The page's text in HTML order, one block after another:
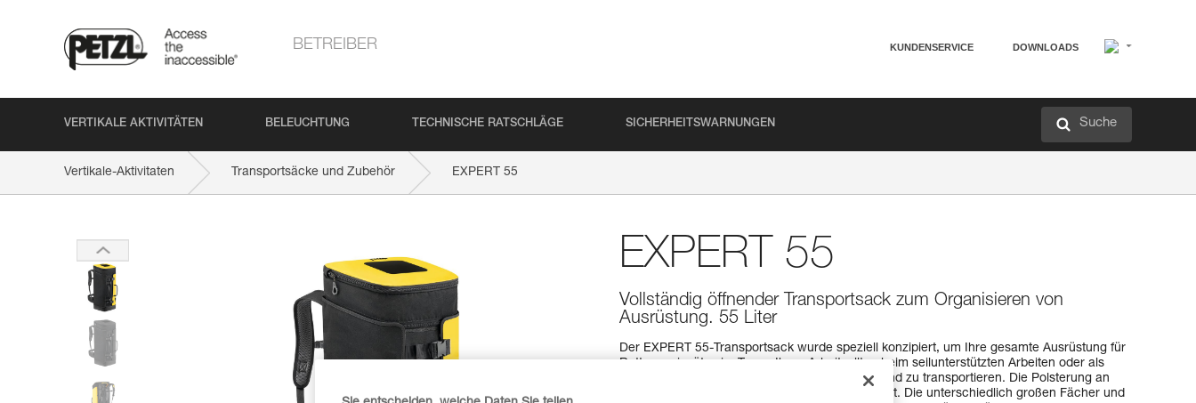
BETREIBER KUNDENSERVICE DOWNLOADS
VERTIKALE AKTIVITÄTEN BELEUCHTUNG TECHNISCHE RATSCHLÄGE SICHERHEITSWARNUNGEN Suche
Vertikale-Aktivitaten Transportsäcke und Zubehör EXPERT 55
EXPERT 55
Vollständig öffnender Transportsack zum Organisieren von
Ausrüstung. 55 Liter
Der EXPERT 55-Transportsack wurde speziell konzipiert, um Ihre gesamte Ausrüstung für
Rettungseinsätze im Team, Ihren Arbeitsalltag beim seilunterstützten Arbeiten oder als
Baumpfleger/-in übersichtlich zu organisieren und zu transportieren. Die Polsterung an
den Kontaktflächen sorgt für hohen Tragekomfort. Die unterschiedlich großen Fächer und